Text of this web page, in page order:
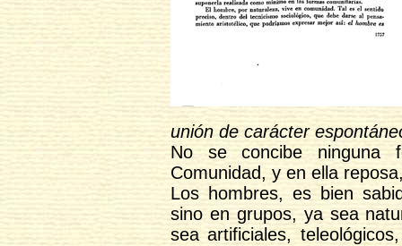
unión de carácter
No se concibe ninguna
Comunidad, y en ella
Los hombres, es bien
sino en grupos, ya sea
sea artificiales,